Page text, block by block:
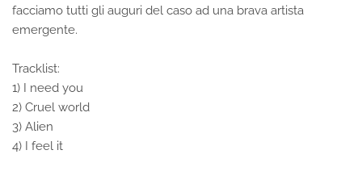
facciamo tutti gli auguri del caso ad una brava artista
emergente.
Tracklist:
1) I need you
2) Cruel world
3) Alien
4) I feel it